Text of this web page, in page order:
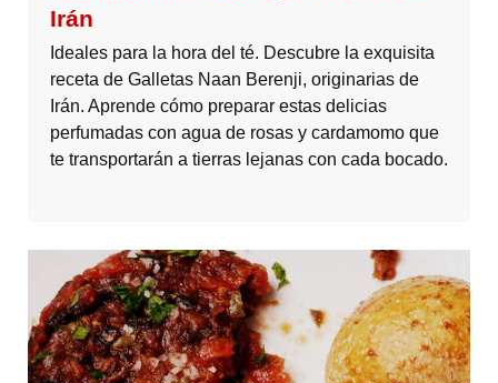
Irán
Ideales para la hora del té. Descubre la exquisita
receta de Galletas Naan Berenji, originarias de
Irán. Aprende cómo preparar estas delicias
perfumadas con agua de rosas y cardamomo que
te transportarán a tierras lejanas con cada bocado.